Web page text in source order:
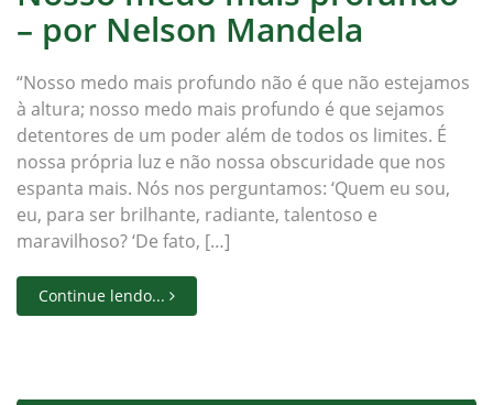
– por Nelson Mandela
“Nosso medo mais profundo não é que não estejamos
à altura; nosso medo mais profundo é que sejamos
detentores de um poder além de todos os limites. É
nossa própria luz e não nossa obscuridade que nos
espanta mais. Nós nos perguntamos: ‘Quem eu sou,
eu, para ser brilhante, radiante, talentoso e
maravilhoso? ‘De fato, […]
Continue lendo...